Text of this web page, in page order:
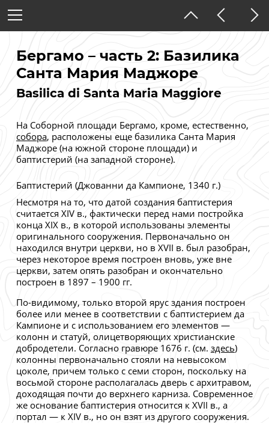
Бергамо
Тёмная тема
Бергамо – часть 2: Базилика
Санта Мария Маджоре
Basilica di Santa Maria Maggiore
На Соборной площади Бергамо, кроме, естественно,
собора, расположены еще базилика Санта Мария
Маджоре (на южной стороне площади) и
баптистерий (на западной стороне).
Баптистерий (Джованни да Кампионе, 1340 г.)
Несмотря на то, что датой создания баптистерия
считается XIV в., фактически перед нами постройка
конца XIX в., в которой использованы элементы
оригинального сооружения. Первоначально он
находился внутри церкви, но в XVII в. был разобран,
через некоторое время построен вновь, уже вне
церкви, затем опять разобран и окончательно
построен в 1897 – 1900 гг.
По-видимому, только второй ярус здания построен
более или менее в соответствии с баптистерием да
Кампионе и с использованием его элементов —
колонн и статуй, олицетворяющих христианские
добродетели. Согласно гравюре 1676 г. (см. здесь)
колонны первоначально стояли на невысоком
цоколе, причем только с семи сторон, поскольку на
восьмой стороне располагалась дверь с архитравом,
доходящая почти до верхнего карниза. Современное
же основание баптистерия относится к XVII в., а
портал — к XIV в., но он взят из другого сооружения.